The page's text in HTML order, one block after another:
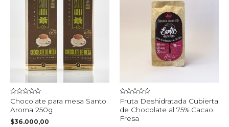
Valorado
en
0
5
Chocolate para mesa Santo
Aroma 250g
$36.000,00
Valorado
en
0
de
5
Fruta Deshidratada Cubierta
de Chocolate al 75% Cacao
Fresa